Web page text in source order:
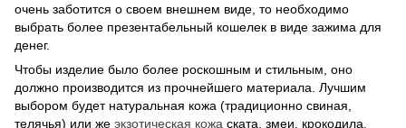
очень заботится о своем внешнем виде, то необходимо
выбрать более презентабельный кошелек в виде зажима для
денег.
Чтобы изделие было более роскошным и стильным, оно
должно производится из прочнейшего материала. Лучшим
выбором будет натуральная кожа (традиционно свиная,
телячья) или же экзотическая кожа ската, змеи, крокодила.